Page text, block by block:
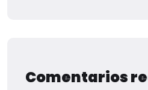
Comentarios